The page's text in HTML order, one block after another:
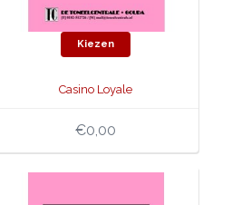
Kiezen
Casino Loyale
€0,00